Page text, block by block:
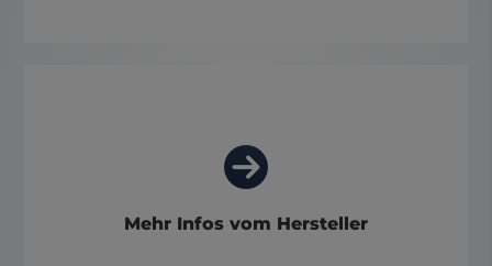
Mehr Infos vom Hersteller